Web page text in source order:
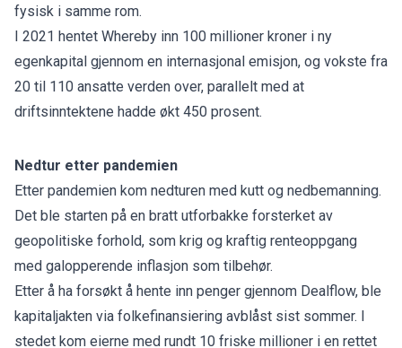
fysisk i samme rom.
I 2021 hentet Whereby inn 100 millioner kroner i ny
egenkapital gjennom en internasjonal emisjon, og vokste fra
20 til 110 ansatte verden over, parallelt med at
driftsinntektene hadde økt 450 prosent.
Nedtur etter pandemien
Etter pandemien kom nedturen med kutt og nedbemanning.
Det ble starten på en bratt utforbakke forsterket av
geopolitiske forhold, som krig og kraftig renteoppgang
med galopperende inflasjon som tilbehør.
Etter å ha forsøkt å hente inn penger gjennom Dealflow, ble
kapitaljakten via folkefinansiering avblåst sist sommer. I
stedet kom eierne med rundt 10 friske millioner i en rettet